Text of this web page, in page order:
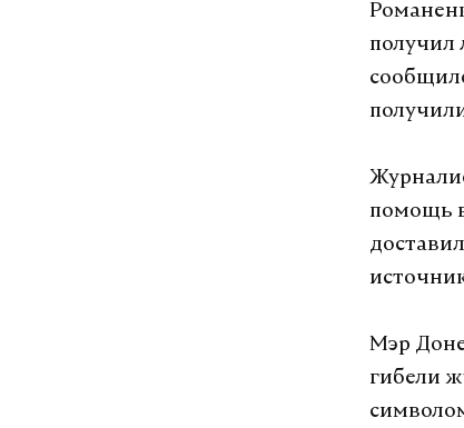
получил
помощь
Мэр
гибели